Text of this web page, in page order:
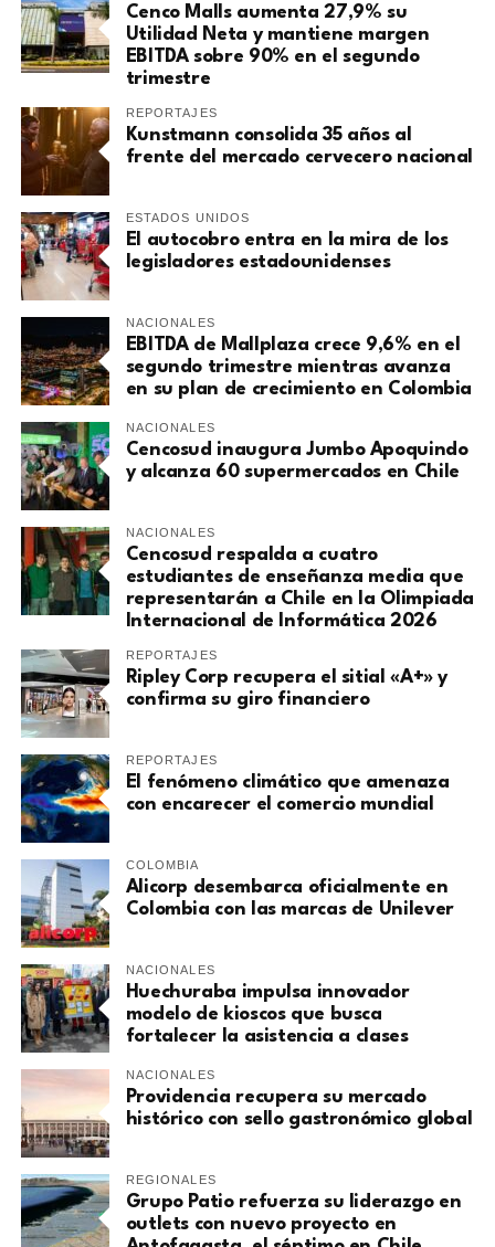
Cenco Malls aumenta 27,9% su
Utilidad Neta y mantiene margen
EBITDA sobre 90% en el segundo
trimestre
REPORTAJES
Kunstmann consolida 35 años al
frente del mercado cervecero nacional
ESTADOS UNIDOS
El autocobro entra en la mira de los
legisladores estadounidenses
NACIONALES
EBITDA de Mallplaza crece 9,6% en el
segundo trimestre mientras avanza
en su plan de crecimiento en Colombia
NACIONALES
Cencosud inaugura Jumbo Apoquindo
y alcanza 60 supermercados en Chile
NACIONALES
Cencosud respalda a cuatro
estudiantes de enseñanza media que
representarán a Chile en la Olimpiada
Internacional de Informática 2026
REPORTAJES
Ripley Corp recupera el sitial «A+» y
confirma su giro financiero
REPORTAJES
El fenómeno climático que amenaza
con encarecer el comercio mundial
COLOMBIA
Alicorp desembarca oficialmente en
Colombia con las marcas de Unilever
NACIONALES
Huechuraba impulsa innovador
modelo de kioscos que busca
fortalecer la asistencia a clases
NACIONALES
Providencia recupera su mercado
histórico con sello gastronómico global
REGIONALES
Grupo Patio refuerza su liderazgo en
outlets con nuevo proyecto en